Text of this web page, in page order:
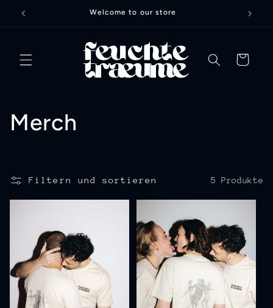
zum
Welcome to our store
Warenkorb
K
t
e
o
Merch
Filtern und sortieren 5 Produkte